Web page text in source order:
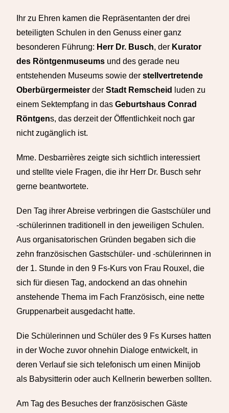
Ihr zu Ehren kamen die Repräsentanten der drei
beteiligten Schulen in den Genuss einer ganz
besonderen Führung: Herr Dr. Busch, der Kurator
des Röntgenmuseums und des gerade neu
entstehenden Museums sowie derstellvertretende
Oberbürgermeister derStadt Remscheid
luden zu
einem Sektempfang in dasGeburtshaus Conrad
Röntgens, das derzeit der Öffentlichkeit noch gar
nicht zugänglich ist.
Mme. Desbarrières zeigte sich sichtlich interessiert
und stellte viele Fragen, die ihr Herr Dr. Busch sehr
gerne beantwortete.
Den Tag ihrer Abreise verbringen die Gastschüler und
-schülerinnen traditionell in den jeweiligen Schulen.
Aus organisatorischen Gründen begaben sich die
zehn französischen Gastschüler- und -schülerinnen in
der 1. Stunde in den 9 Fs-Kurs von Frau Rouxel, die
sich für diesen Tag, andockend an das ohnehin
anstehende Thema im Fach Französisch, eine nette
Gruppenarbeit ausgedacht hatte.
Die Schülerinnen und Schüler des 9 Fs Kurses hatten
in der Woche zuvor ohnehin Dialoge entwickelt, in
deren Verlauf sie sich telefonisch um einen Minijob
als Babysitterin oder auch Kellnerin bewerben sollten.
Am Tag des Besuches der französischen Gäste